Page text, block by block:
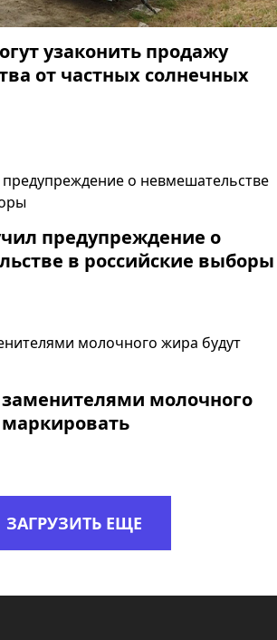
узаконить продажу
от частных солнечных
предупреждение о
в российские выборы
молочного
ЗАГРУЗИТЬ ЕЩЕ